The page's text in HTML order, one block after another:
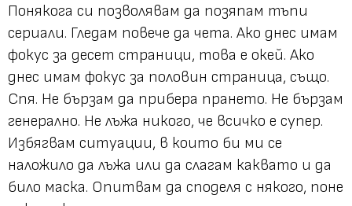
Понякога си позволявам да позяпам тъпи
сериали. Гледам повече да чета. Ако днес имам
фокус за десет страници, това е окей. Ако
днес имам фокус за половин страница, също.
Спя. Не бързам да прибера прането. Не бързам
генерално. Не лъжа никого, че всичко е супер.
Избягвам ситуации, в които би ми се
наложило да лъжа или да слагам каквато и да
било маска. Опитвам да споделя с някого, поне